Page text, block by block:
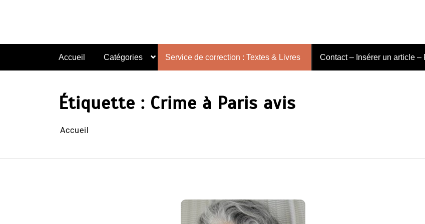
Accueil Catégories Service de correction : Textes & Livres Contact – Insérer un article –
Étiquette : Crime à Paris avis
Accueil